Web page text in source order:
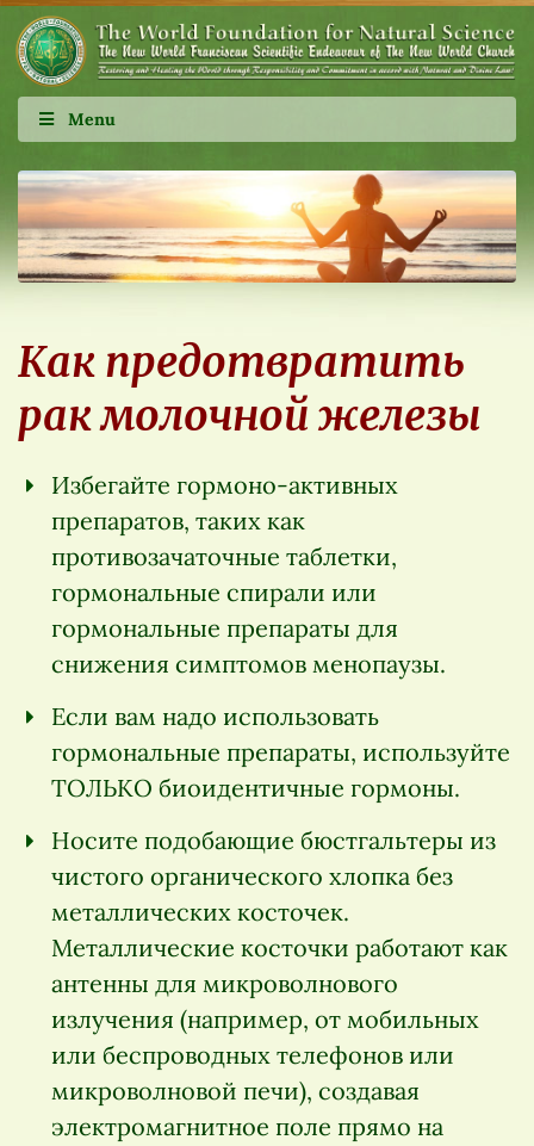
Menu
Как предотвратить
рак молочной железы
Избегайте гормоно-активных
препаратов, таких как
противозачаточные таблетки,
гормональные спирали или
гормональные препараты для
снижения симптомов менопаузы.
Если вам надо использовать
гормональные препараты, используйте
ТОЛЬКО биоидентичные гормоны.
Носите подобающие бюстгальтеры из
чистого органического хлопка без
металлических косточек.
Металлические косточки работают как
антенны для микроволнового
излучения (например, от мобильных
или беспроводных телефонов или
микроволновой печи), создавая
электромагнитное поле прямо на